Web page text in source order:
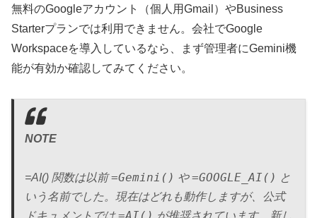
無料のGoogleアカウント（個人用Gmail）やBusiness
Starterプランでは利用できません。会社でGoogle
Workspaceを導入しているなら、まず管理者にGemini機
能が有効か確認してみてください。
NOTE
=AI() 関数は以前=Gemini() や=GOOGLE_AI() と
いう名前でした。現在はどれも動作しますが、公式